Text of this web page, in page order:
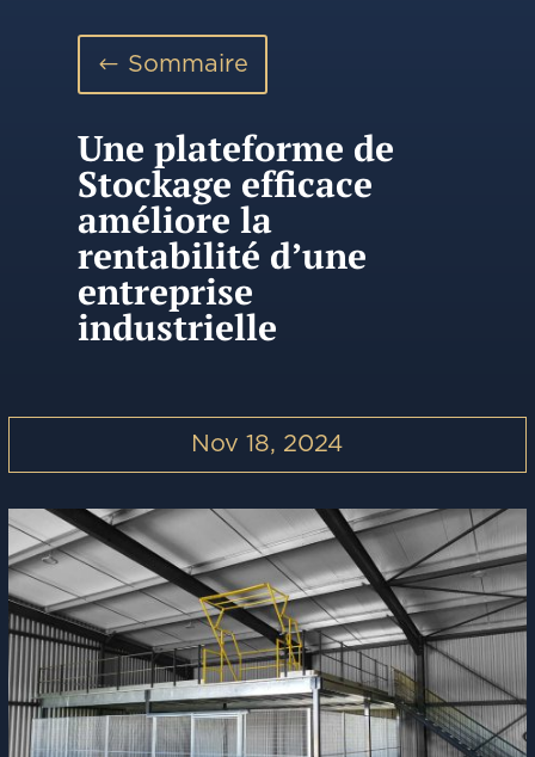
Sommaire
Une plateforme de
Stockage efficace
améliore la
rentabilité d’une
entreprise
industrielle
Nov 18, 2024